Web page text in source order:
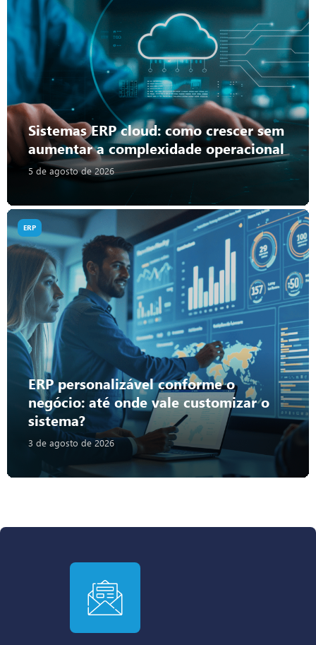
Sistemas ERP cloud: como crescer sem
aumentar a complexidade operacional
5 de agosto de 2026
ERP personalizável conforme o
negócio: até onde vale customizar o
sistema?
3 de agosto de 2026
ERP